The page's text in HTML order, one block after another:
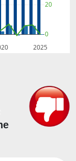
2025
0
20